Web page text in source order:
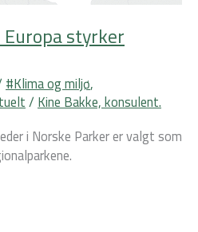
styrker
#Klima og miljø,
/Kine Bakke, konsulent.
i Norske Parker er valgt som